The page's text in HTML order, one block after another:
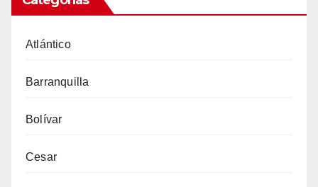
Atlántico
Barranquilla
Bolívar
Cesar